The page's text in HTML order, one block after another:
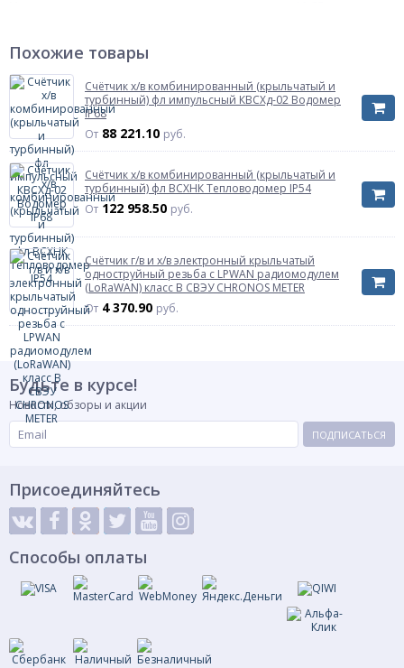
Штрих-код на одну ТМЦ
Тип механизма счетчика
Тип механизма счетчика
В счетчике сухого типа вращение крыльчатки,
турбины передается на счетный механизм
посредством магнитных муфт.
сухой
Типоразмер
Максимальное давление
Ру16
Диаметр, мм
Температура воды
50С
Артикул
711-65-01
Строительная длина, мм
L=200мм
Условия монтажа
Количество крепежных отверстий фланцев
Похожие товары
Счётчик х/в комбинированный (крыльчатый и
турбинный) фл импульсный КВСХд-02 Водомер
IP68
От 88 221.10 руб.
Счётчик х/в комбинированный (крыльчатый и
турбинный) фл ВСХНК Тепловодомер IP54
От 122 958.50 руб.
Счётчик г/в и х/в электронный крыльчатый
одноструйный резьба с LPWAN радиомодулем
(LoRaWAN) класс В СВЭУ CHRONOS METER
От 4 370.90 руб.
Будьте в курсе!
Новости, обзоры и акции
ПОДПИСАТЬСЯ
Присоединяйтесь
Способы оплаты